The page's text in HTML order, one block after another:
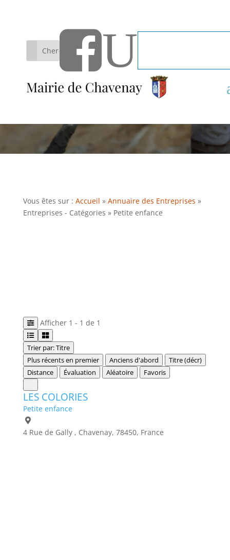
U
Petite
enfance
Vous êtes sur : Accueil » Annuaire des Entreprises »
Entreprises - Catégories » Petite enfance
Afficher 1 - 1 de 1
Trier par: Titre
Plus récents en premier
Anciens d'abord
Titre (décr)
Distance
Évaluation Aléatoire Favoris
LES COLORIES
Petite enfance
4 Rue de Gally , Chavenay, 78450, France